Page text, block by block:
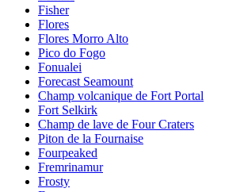
Fisher
Flores
Flores Morro Alto
Pico do Fogo
Fonualei
Forecast Seamount
Champ volcanique de Fort Portal
Fort Selkirk
Champ de lave de Four Craters
Piton de la Fournaise
Fourpeaked
Fremrinamur
Frosty